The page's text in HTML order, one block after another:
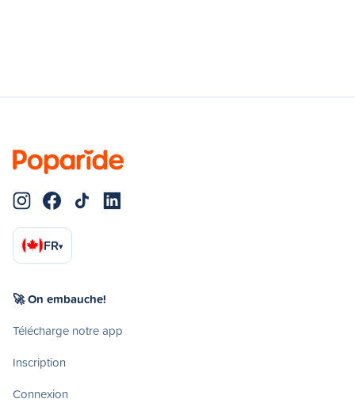
FR▾
🚀 On embauche!
Télécharge notre app
Inscription
Connexion